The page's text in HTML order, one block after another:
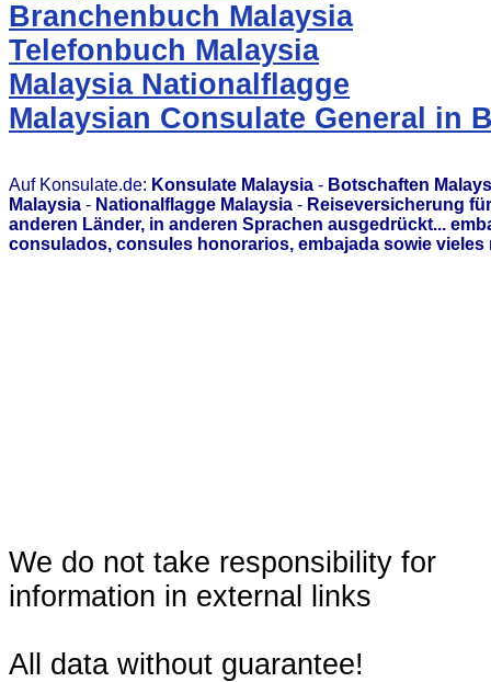
Branchenbuch Malaysia
Telefonbuch Malaysia
Malaysia Nationalflagge
Malaysian Consulate General in
Auf Konsulate.de: Konsulate Malaysia - Botschaften
Malaysia - Nationalflagge Malaysia - Reiseversicherung
anderen Länder, in anderen Sprachen ausgedrückt...
consulados, consules honorarios, embajada sowie vieles
We do not take responsibility for
information in external links
All data without guarantee!